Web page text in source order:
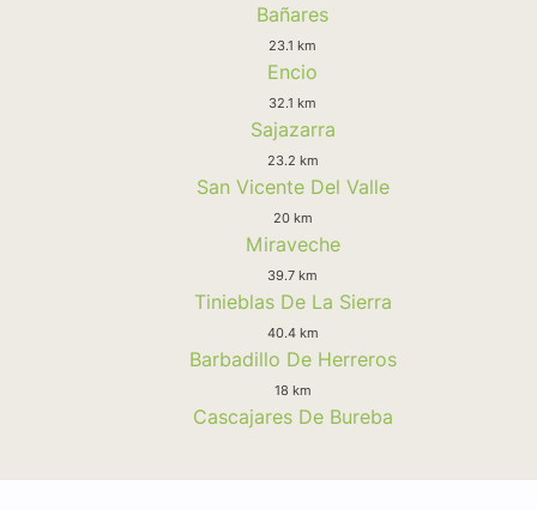
Bañares
23.1 km
Encio
32.1 km
Sajazarra
23.2 km
San Vicente Del Valle
20 km
Miraveche
39.7 km
Tinieblas De La Sierra
40.4 km
Barbadillo De Herreros
18 km
Cascajares De Bureba